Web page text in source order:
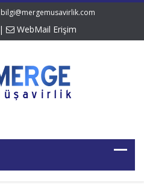
bilgi@mergemusavirlik.com
| WebMail Erişim